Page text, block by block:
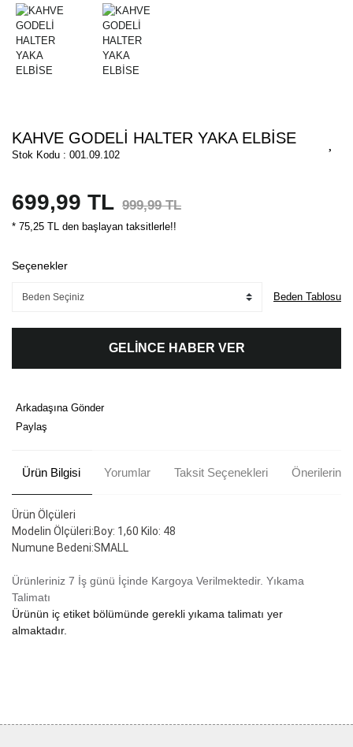
KAHVE GODELİ HALTER YAKA ELBİSE
Stok Kodu : 001.09.102
699,99 TL 999,99 TL
* 75,25 TL den başlayan taksitlerle!!
Seçenekler
Beden Tablosu
GELİNCE HABER VER
Arkadaşına Gönder
Paylaş
Ürün Bilgisi Yorumlar Taksit Seçenekleri Önerileriniz
Ürün Ölçüleri
Modelin Ölçüleri:Boy: 1,60 Kilo: 48
Numune Bedeni:SMALL
Ürünleriniz 7 İş günü İçinde Kargoya Verilmektedir. Yıkama
Talimatı
Ürünün iç etiket bölümünde gerekli yıkama talimatı yer
almaktadır.